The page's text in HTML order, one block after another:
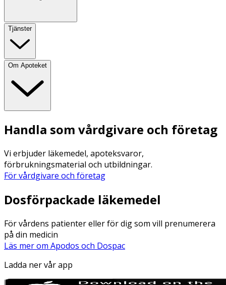
Tjänster
Om Apoteket
Handla som vårdgivare och företag
Vi erbjuder läkemedel, apoteksvaror,
förbrukningsmaterial och utbildningar.
För vårdgivare och företag
Dosförpackade läkemedel
För vårdens patienter eller för dig som vill prenumerera
på din medicin
Läs mer om Apodos och Dospac
Ladda ner vår app